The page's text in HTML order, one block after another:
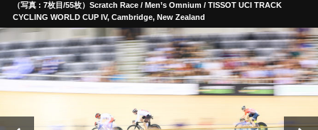
（写真 : 7枚目/55枚）Scratch Race / Men’s Omnium / TISSOT UCI TRACK
CYCLING WORLD CUP IV, Cambridge, New Zealand